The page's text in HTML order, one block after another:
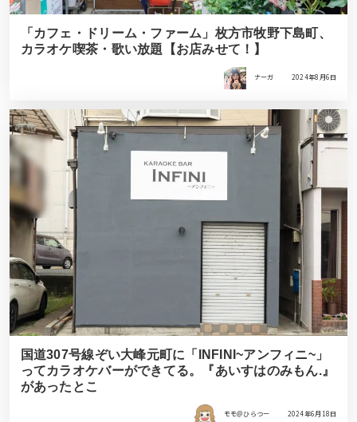
「カフェ・ドリーム・ファーム」枚方市牧野下島町、
カラオケ喫茶・歌い放題【お店みせて！】
ナーガ 2024年8月6日
国道307号線ぞい大峰元町に「INFINI~アンフィニ~」
ってカラオケバーができてる。『あいすはのみもん.』
があったとこ
モモ＠ひらつー 2024年6月18日